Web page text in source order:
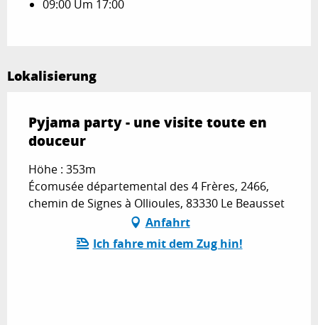
09:00 Um 17:00
Lokalisierung
Pyjama party - une visite toute en
douceur
Höhe : 353m
Écomusée départemental des 4 Frères, 2466,
chemin de Signes à Ollioules, 83330 Le Beausset
Anfahrt
Ich fahre mit dem Zug hin!